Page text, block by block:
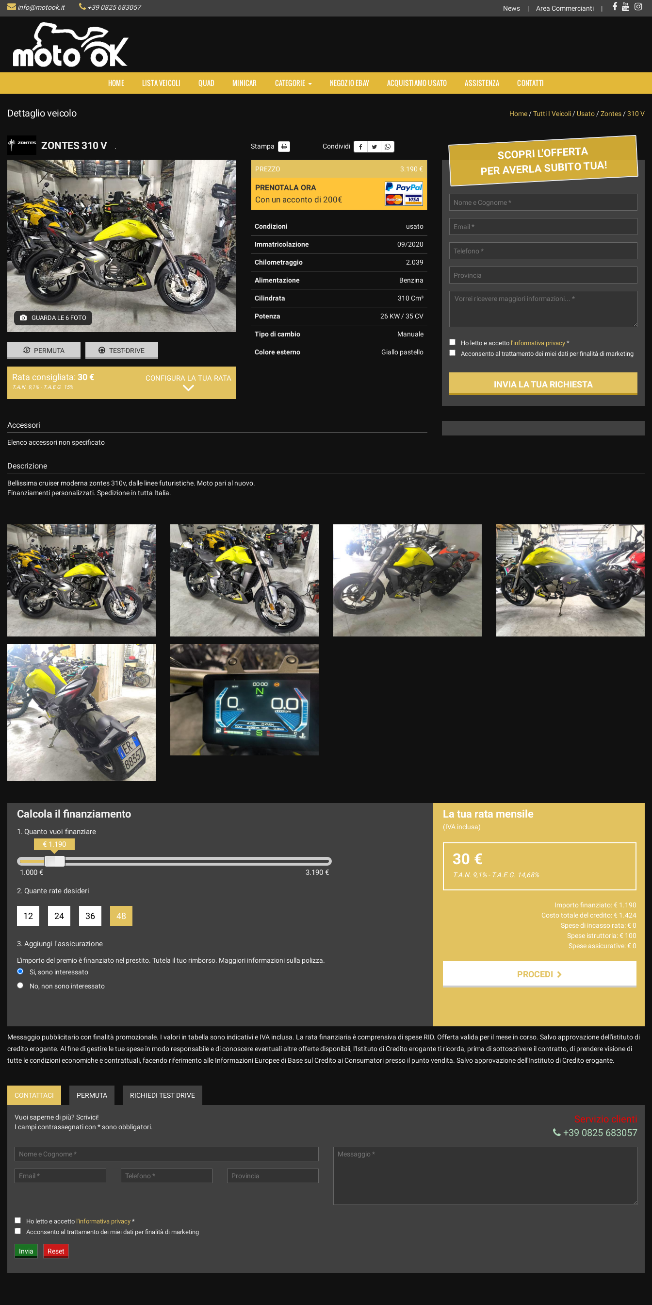
info@motook.it +39 0825 683057 News Area Commercianti
HOME LISTA VEICOLI QUAD MINICAR CATEGORIE NEGOZIO EBAY ACQUISTIAMO USATO ASSISTENZA CONTATTI
Dettaglio veicolo Home /Tutti I Veicoli / Usato /Zontes /310 V
ZONTES 310 V . Stampa Condividi
GUARDA LE 6 FOTO
PERMUTA TEST-DRIVE
Rata consigliata: 30 €
T.A.N. 9,1% - T.A.E.G. 15%
CONFIGURA LA TUA RATA
PREZZO 3.190 €
PRENOTALA ORA
Con un acconto di 200€
Condizioni usato
Immatricolazione 09/2020
Chilometraggio 2.039
Alimentazione Benzina
Cilindrata 310 Cm³
Potenza 26 KW / 35 CV
Tipo di cambio Manuale
Colore esterno Giallo pastello
SCOPRI L'OFFERTA
PER AVERLA SUBITO TUA!
Ho letto e accetto l'informativa privacy *
Acconsento al trattamento dei miei dati per finalità di marketing
INVIA LA TUA RICHIESTA
Accessori
Elenco accessori non specificato
Descrizione
Bellissima cruiser moderna zontes 310v, dalle linee futuristiche. Moto pari al nuovo.
Finanziamenti personalizzati. Spedizione in tutta Italia.
Calcola il finanziamento
1. Quanto vuoi finanziare
1.000 € 3.190 €
€ 1.190
2. Quante rate desideri
12 24 36 48
3. Aggiungi l'assicurazione
L'importo del premio è finanziato nel prestito. Tutela il tuo rimborso. Maggiori informazioni sulla polizza.
Si, sono interessato
No, non sono interessato
La tua rata mensile
(IVA inclusa)
30 €
T.A.N. 9,1% - T.A.E.G. 14,68%
Importo finanziato: € 1.190
Costo totale del credito: € 1.424
Spese di incasso rata: € 0
Spese istruttoria: € 100
Spese assicurative: € 0
PROCEDI
Messaggio pubblicitario con finalità promozionale. I valori in tabella sono indicativi e IVA inclusa. La rata finanziaria è comprensiva di spese RID. Offerta valida per il mese in corso. Salvo approvazione dell'istituto di
credito erogante. Al fine di gestire le tue spese in modo responsabile e di conoscere eventuali altre offerte disponibili, l'Istituto di Credito erogante ti ricorda, prima di sottoscrivere il contratto, di prendere visione di
tutte le condizioni economiche e contrattuali, facendo riferimento alle Informazioni Europee di Base sul Credito ai Consumatori presso il punto vendita. Salvo approvazione dell'Instituto di Credito erogante.
CONTATTACI PERMUTA RICHIEDI TEST DRIVE
Vuoi saperne di più? Scrivici!
I campi contrassegnati con * sono obbligatori.
Servizio clienti
+39 0825 683057
Ho letto e accetto l'informativa privacy *
Acconsento al trattamento dei miei dati per finalità di marketing